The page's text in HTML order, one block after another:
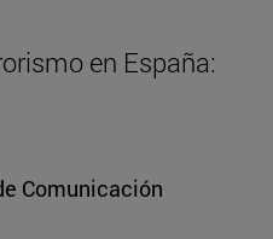
en España:
Comunicación